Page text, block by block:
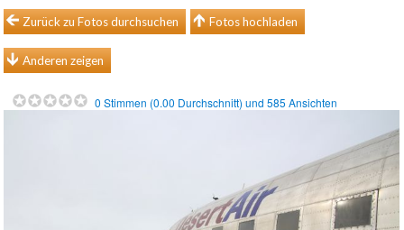
Zurück zu Fotos durchsuchen Fotos hochladen
Anderen zeigen
0 Stimmen (0.00 Durchschnitt) und585 Ansichten